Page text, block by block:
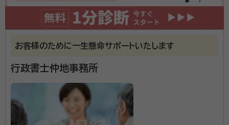
司法書士、行政書士
沖縄県司法書士会、沖縄県行政書士会
お客様のために一生懸命サポートいたします
行政書士仲地事務所